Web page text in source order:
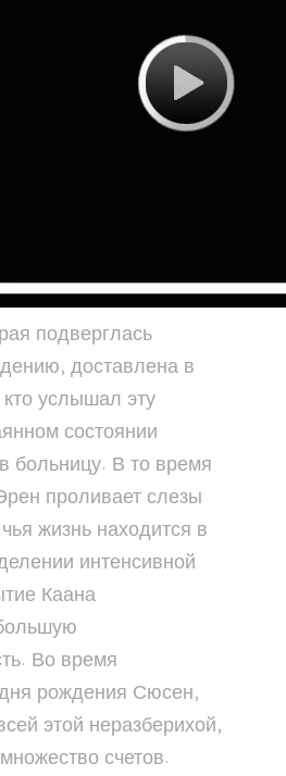
подверглась
доставлена в
услышал эту
состоянии
больницу. В то время
проливает слезы
жизнь находится в
интенсивной
Каана
Во время
рождения Сюсен,
этой неразберихой,
счетов.